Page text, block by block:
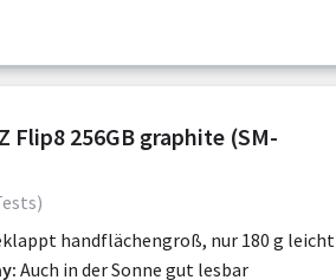
Flip8 256GB graphite (SM-
handflächengroß, nur 180 g leicht
Auch in der Sonne gut lesbar